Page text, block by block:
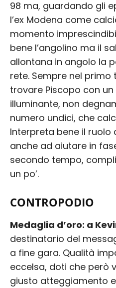
98 ma, guardando gli
l’ex Modena come
momento
bene l’angolino ma il
allontana in angolo la
rete. Sempre nel primo
trovare Piscopo con
illuminante, non
numero undici, che
Interpreta bene il ruolo
anche ad aiutare in
secondo tempo,
un po’.
CONTROPODIO
Medaglia d’oro: a
destinatario del
a fine gara. Qualità
eccelsa, doti che però
giusto atteggiamento